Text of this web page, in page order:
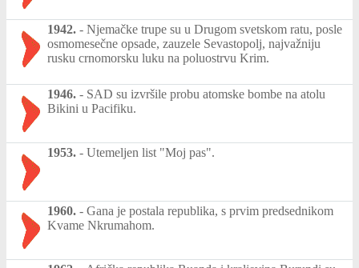
1942. - Njemačke trupe su u Drugom svetskom ratu, posle
osmomesečne opsade, zauzele Sevastopolj, najvažniju
rusku crnomorsku luku na poluostrvu Krim.
1946. - SAD su izvršile probu atomske bombe na atolu
Bikini u Pacifiku.
1953. - Utemeljen list "Moj pas".
1960. - Gana je postala republika, s prvim predsednikom
Kvame Nkrumahom.